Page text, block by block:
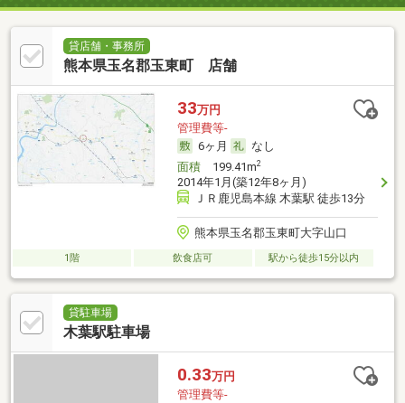
貸店舗・事務所
熊本県玉名郡玉東町 店舗
33万円
管理費等-
6ヶ月
なし
面積199.41m2
2014年1月(築12年8ヶ月)
ＪＲ鹿児島本線 木葉駅 徒歩13分
熊本県玉名郡玉東町大字山口
1階 飲食店可 駅から徒歩15分以内
貸駐車場
木葉駅駐車場
0.33万円
管理費等-